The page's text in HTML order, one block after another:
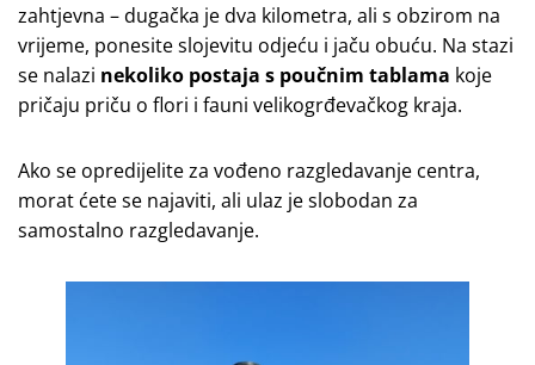
zahtjevna – dugačka je dva kilometra, ali s obzirom na
vrijeme, ponesite slojevitu odjeću i jaču obuću. Na stazi
se nalazi nekoliko postaja s poučnim tablama koje
pričaju priču o flori i fauni velikogrđevačkog kraja.
Ako se opredijelite za vođeno razgledavanje centra,
morat ćete se najaviti, ali ulaz je slobodan za
samostalno razgledavanje.